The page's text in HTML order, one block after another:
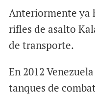
Anteriormente ya
rifles de asalto
de transporte.
En 2012
tanques de